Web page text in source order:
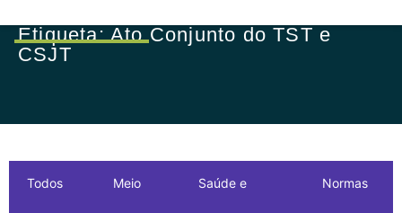
Etiqueta: Ato Conjunto do TST e
CSJT
Todos Meio Saúde e Normas